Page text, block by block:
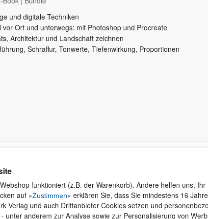
funktioniert (z.B. der Warenkorb). Andere helfen uns, Ihr
auf »Zustimmen« erklären Sie, dass Sie mindestens 16
Verlag und auch Drittanbieter Cookies setzen und
unter anderem zur Analyse sowie zur Personalisierung von
und digitale Techniken
vor Ort und unterwegs: mit Photoshop und Procreate
Architektur und Landschaft zeichnen
Schraffur, Tonwerte, Tiefenwirkung, Proportionen
Versand und Zahlung
Widerruf und Rückgabe
Merchandise